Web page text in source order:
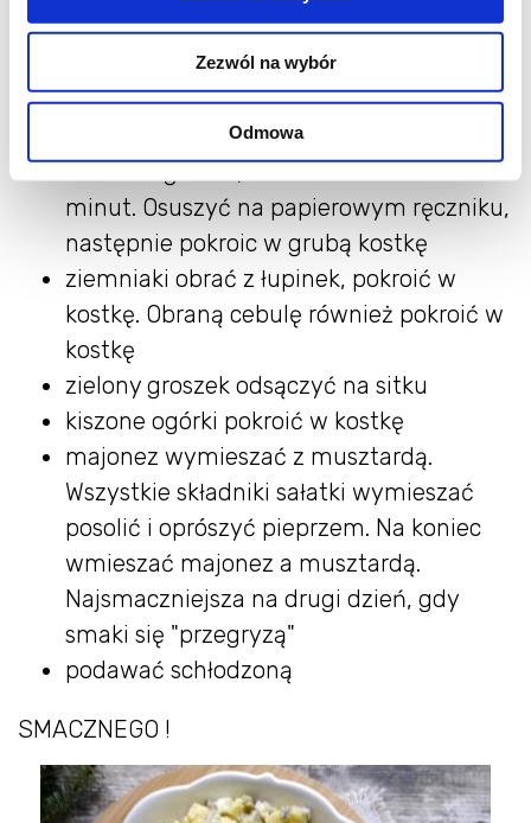
Zezwól na wybór
Odmowa
do zimnej wody i gotowac 8 minut. Zalać
zimną wodą i odstawić do przestudzenia.
Obrać ze skorupek i pokroić w kostkę
śledzie wymoczyć wg potrzeby. Solone
od 12-24 godzin, śledzie z tacki około 30
minut. Osuszyć na papierowym ręczniku,
następnie pokroic w grubą kostkę
ziemniaki obrać z łupinek, pokroić w
kostkę. Obraną cebulę również pokroić w
kostkę
zielony groszek odsączyć na sitku
kiszone ogórki pokroić w kostkę
majonez wymieszać z musztardą.
Wszystkie składniki sałatki wymieszać
posolić i oprószyć pieprzem. Na koniec
wmieszać majonez a musztardą.
Najsmaczniejsza na drugi dzień, gdy
smaki się "przegryzą"
podawać schłodzoną
SMACZNEGO !